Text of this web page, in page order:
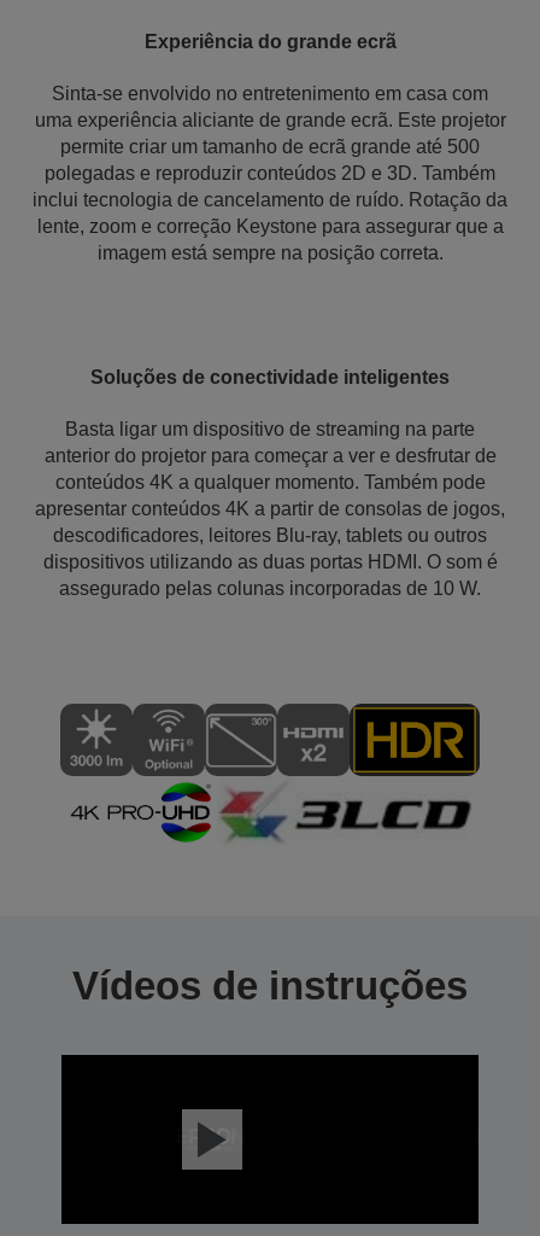
Experiência do grande ecrã
Sinta-se envolvido no entretenimento em casa com
uma experiência aliciante de grande ecrã. Este projetor
permite criar um tamanho de ecrã grande até 500
polegadas e reproduzir conteúdos 2D e 3D. Também
inclui tecnologia de cancelamento de ruído. Rotação da
lente, zoom e correção Keystone para assegurar que a
imagem está sempre na posição correta.
Soluções de conectividade inteligentes
Basta ligar um dispositivo de streaming na parte
anterior do projetor para começar a ver e desfrutar de
conteúdos 4K a qualquer momento. Também pode
apresentar conteúdos 4K a partir de consolas de jogos,
descodificadores, leitores Blu-ray, tablets ou outros
dispositivos utilizando as duas portas HDMI. O som é
assegurado pelas colunas incorporadas de 10 W.
Vídeos de instruções